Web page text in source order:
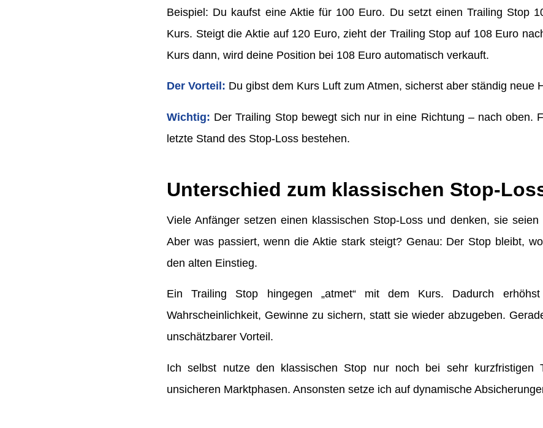
Beispiel: Du kaufst eine Aktie für 100 Euro. Du setzt einen Trailing Stop
Kurs. Steigt die Aktie auf 120 Euro, zieht der Trailing Stop auf 108 Euro
Kurs dann, wird deine Position bei 108 Euro automatisch verkauft.
Der Vorteil: Du gibst dem Kurs Luft zum Atmen, sicherst aber ständig neue
Wichtig: Der Trailing Stop bewegt sich nur in eine Richtung – nach oben.
letzte Stand des Stop-Loss bestehen.
Unterschied zum klassischen Stop-
Viele Anfänger setzen einen klassischen Stop-Loss und denken, sie
Aber was passiert, wenn die Aktie stark steigt? Genau: Der Stop bleibt,
den alten Einstieg.
Ein Trailing Stop hingegen „atmet“ mit dem Kurs. Dadurch
Wahrscheinlichkeit, Gewinne zu sichern, statt sie wieder abzugeben.
unschätzbarer Vorteil.
Ich selbst nutze den klassischen Stop nur noch bei sehr kurzfristigen
unsicheren Marktphasen. Ansonsten setze ich auf dynamische